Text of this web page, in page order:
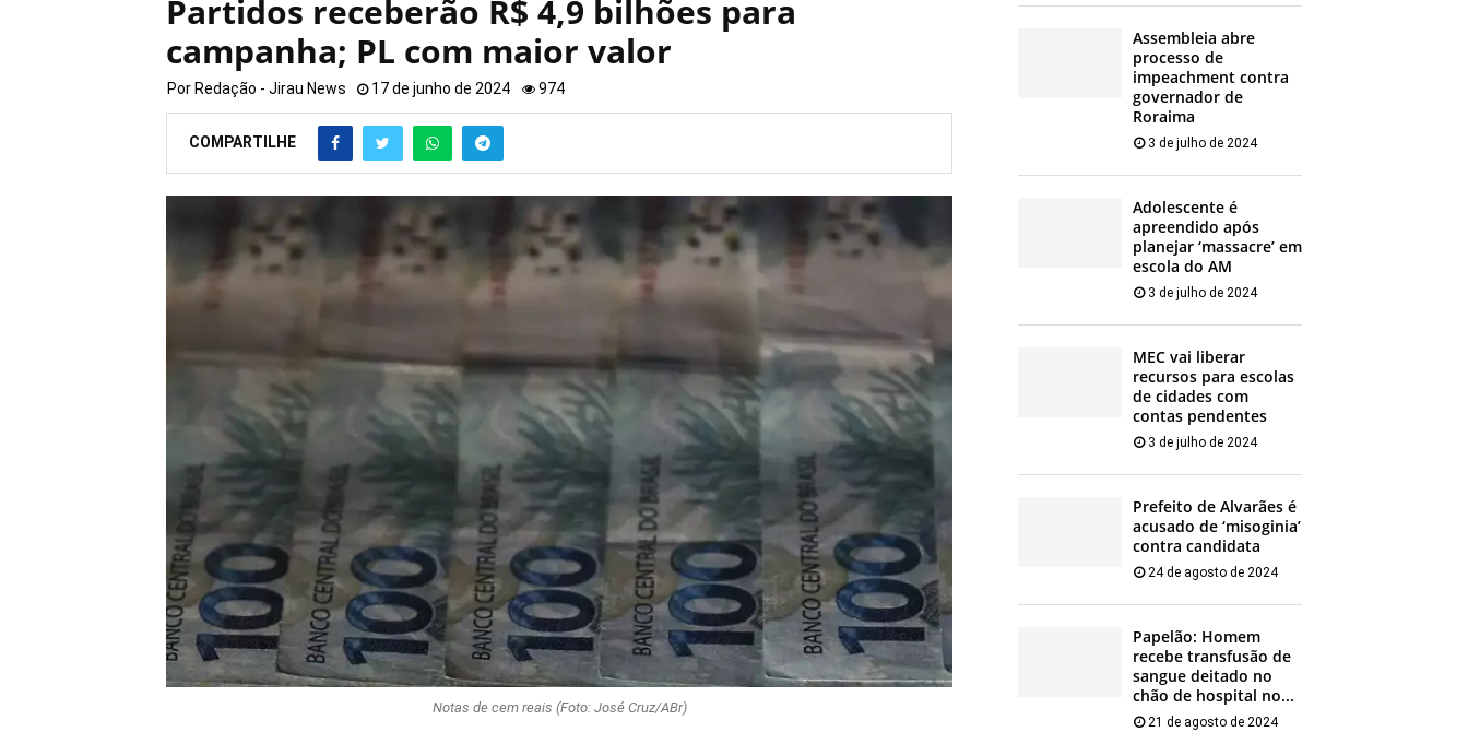
Partidos receberão R$ 4,9 bilhões para
campanha; PL com maior valor
Por Redação - Jirau News 17 de junho de 2024 974
COMPARTILHE
Notas de cem reais (Foto: José Cruz/ABr)
Assembleia abre
processo de
impeachment contra
governador de
Roraima
3 de julho de 2024
Adolescente é
apreendido após
planejar ‘massacre’ em
escola do AM
3 de julho de 2024
MEC vai liberar
recursos para escolas
de cidades com
contas pendentes
3 de julho de 2024
Prefeito de Alvarães é
acusado de ‘misoginia’
contra candidata
24 de agosto de 2024
Papelão: Homem
recebe transfusão de
sangue deitado no
chão de hospital no...
21 de agosto de 2024